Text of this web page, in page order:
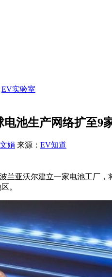
EV实验室
池生产网络扩至9
娟 来源： EV知道
兰亚沃尔建立一家电池工厂
。